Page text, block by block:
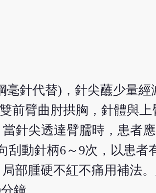
針代替)，針尖蘸少量
前臂曲肘拱胸，針體與上
針尖透達臂臑時，患者
動針柄6～9次，以患者
部腫硬不紅不痛用補法